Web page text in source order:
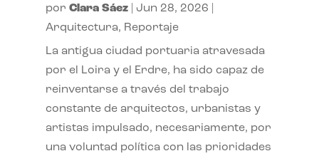
por Clara Sáez| Jun 28, 2026
Arquitectura, Reportaje
La antigua ciudad portuaria atravesada
por el Loira y el Erdre, ha sido capaz de
reinventarse a través del trabajo
constante de arquitectos, urbanistas y
artistas impulsado, necesariamente, por
una voluntad política con las prioridades